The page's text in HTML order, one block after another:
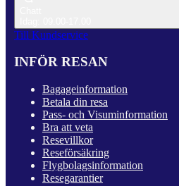
Till Kundservice
INFÖR RESAN
Bagageinformation
Betala din resa
Pass- och Visuminformation
Bra att veta
Resevillkor
Reseförsäkring
Flygbolagsinformation
Resegarantier